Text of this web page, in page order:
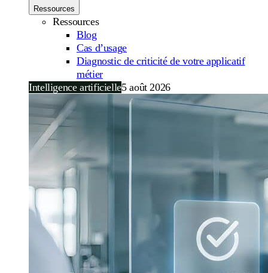
Ressources
Ressources
Blog
Cas d’usage
Diagnostic de criticité de votre applicatif
métier
Intelligence artificielle5 août 2026